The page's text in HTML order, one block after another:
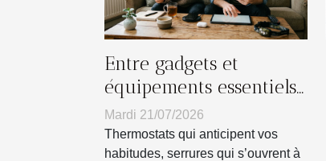
Entre gadgets et
équipements essentiels :
jusqu’où suivre la
tendance connectée ?
Mardi 21/07/2026
Thermostats qui anticipent vos
habitudes, serrures qui s’ouvrent à